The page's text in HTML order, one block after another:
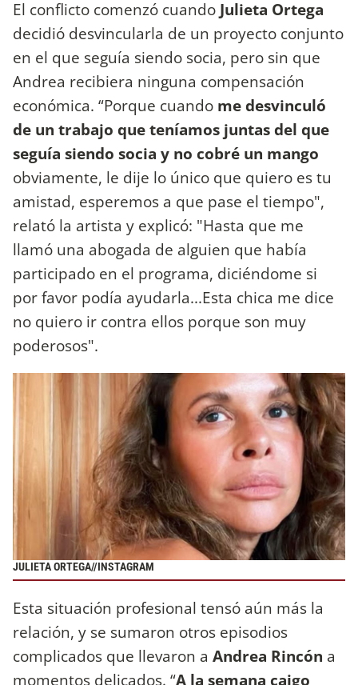
El conflicto comenzó cuando Julieta Ortega
decidió desvincularla de un proyecto conjunto
en el que seguía siendo socia, pero sin que
Andrea recibiera ninguna compensación
económica. “Porque cuando me desvinculó
de un trabajo que teníamos juntas del que
seguía siendo socia y no cobré un mango
obviamente, le dije lo único que quiero es tu
amistad, esperemos a que pase el tiempo",
relató la artista y explicó: "Hasta que me
llamó una abogada de alguien que había
participado en el programa, diciéndome si
por favor podía ayudarla...Esta chica me dice
no quiero ir contra ellos porque son muy
poderosos".
JULIETA ORTEGA//INSTAGRAM
Esta situación profesional tensó aún más la
relación, y se sumaron otros episodios
complicados que llevaron a Andrea Rincón a
momentos delicados. “A la semana caigo